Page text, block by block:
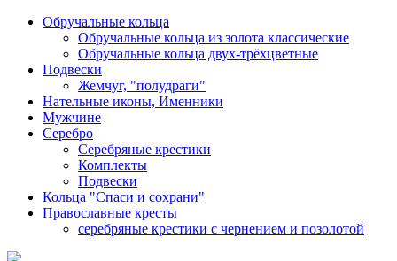
Обручальные кольца
Обручальные кольца из золота классические
Обручальные кольца двух-трёхцветные
Подвески
Жемчуг, "полудраги"
Нательные иконы, Именники
Мужчине
Серебро
Серебряные крестики
Комплекты
Подвески
Кольца "Спаси и сохрани"
Православные кресты
cеребряные крестики с чернением и позолотой